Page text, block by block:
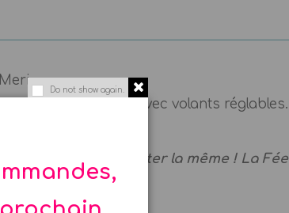
Do not show again.
roses. Bretelles avec volants réglables.
peut elle aussi porter la même ! La Fée